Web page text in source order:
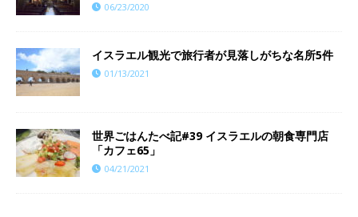
06/23/2020
イスラエル観光で旅行者が見落しがちな名所5件
01/13/2021
世界ごはんたべ記#39 イスラエルの朝食専門店
「カフェ65」
04/21/2021